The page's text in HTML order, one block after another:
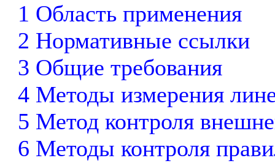
1 Область применения
2 Нормативные ссылки
3 Общие требования
4 Методы измерения
5 Метод контроля
6 Методы контроля